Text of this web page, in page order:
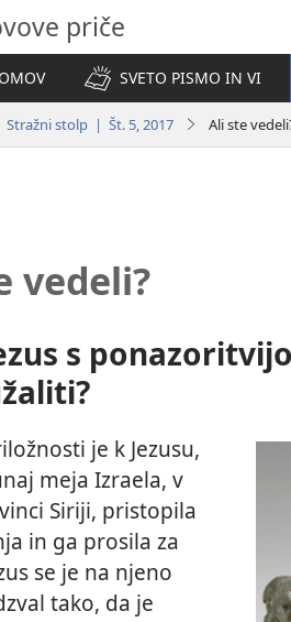
priče
SVETO PISMO IN VI
Stražni stolp | Št. 5, 2017 Ali ste
vedeli?
s
je k Jezusu,
meja Izraela, v
Siriji, pristopila
in ga prosila za
se je na njeno
tako, da je